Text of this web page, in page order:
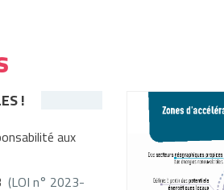
!
aux
(LOI n° 2023-